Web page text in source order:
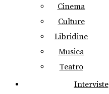
Cinema
Culture
Libridine
Musica
Teatro
Interviste